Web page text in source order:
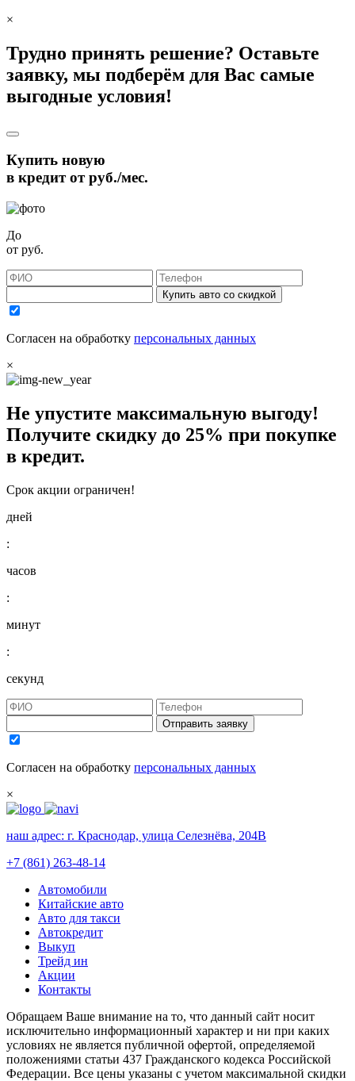
×
Трудно принять решение? Оставьте
заявку, мы подберём для Вас самые
выгодные условия!
Купить новую
в кредит отруб./мес.
До
от руб.
Купить авто со скидкой
Согласен на обработку персональных данных
×
Не упустите максимальную выгоду!
Получите скидку до 25% при покупке
в кредит.
Срок акции ограничен!
дней
:
часов
:
минут
:
секунд
Отправить заявку
Согласен на обработку персональных данных
×
наш адрес: г. Краснодар, улица Селезнёва, 204В
+7 (861) 263-48-14
Автомобили
Китайские авто
Авто для такси
Автокредит
Выкуп
Трейд ин
Акции
Контакты
Обращаем Ваше внимание на то, что данный сайт носит
исключительно информационный характер и ни при каких
условиях не является публичной офертой, определяемой
положениями статьи 437 Гражданского кодекса Российской
Федерации. Все цены указаны с учетом максимальной скидки